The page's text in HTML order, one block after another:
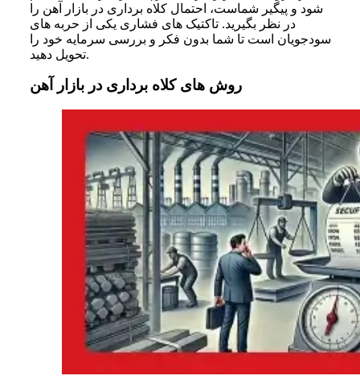
شود و پیگیر شماست، احتمال کلاه برداری در بازار آهن را
در نظر بگیرید. تاکتیک های فشاری یکی از حربه های
سودجویان است تا شما بدون فکر و بررسی سرمایه خود را
تحویل دهید.
روش های کلاه برداری در بازار آهن